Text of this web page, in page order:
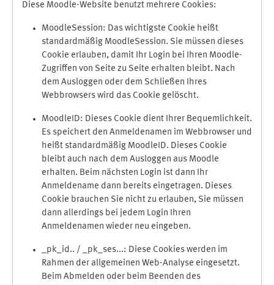
Diese Moodle-Website benutzt mehrere Cookies:
MoodleSession: Das wichtigste Cookie heißt
standardmäßig MoodleSession. Sie müssen dieses
Cookie erlauben, damit Ihr Login bei Ihren Moodle-
Zugriffen von Seite zu Seite erhalten bleibt. Nach
dem Ausloggen oder dem Schließen Ihres
Webbrowsers wird das Cookie gelöscht.
MoodleID: Dieses Cookie dient Ihrer Bequemlichkeit.
Es speichert den Anmeldenamen im Webbrowser und
heißt standardmäßig MoodleID. Dieses Cookie
bleibt auch nach dem Ausloggen aus Moodle
erhalten. Beim nächsten Login ist dann Ihr
Anmeldename dann bereits eingetragen. Dieses
Cookie brauchen Sie nicht zu erlauben, Sie müssen
dann allerdings bei jedem Login Ihren
Anmeldenamen wieder neu eingeben.
_pk_id.. / _pk_ses...: Diese Cookies werden im
Rahmen der allgemeinen Web-Analyse eingesetzt.
Beim Abmelden oder beim Beenden des